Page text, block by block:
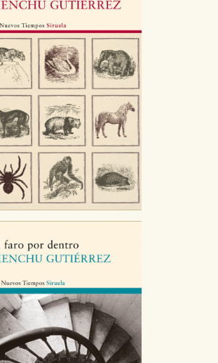
son necesarias para que nuestro sitio
Es posible hacerlo desde el
pero en ese caso es posible que algunas
web dejen de funcionar
rendimiento y analíticas
se utilizan para mejorar su experiencia
y optimizar el funcionamiento de
web. Almacenan configuraciones de
que no tenga que reconfigurarlos cada
visita. La información es agregada y, por lo
publicidad y redes sociales
son gestionadas por nuestros socios
y se utilizan para mostrar publicidad
sus intereses en otros sitios. No
directamente información personal sino
en la identificación única de su
política de cookies